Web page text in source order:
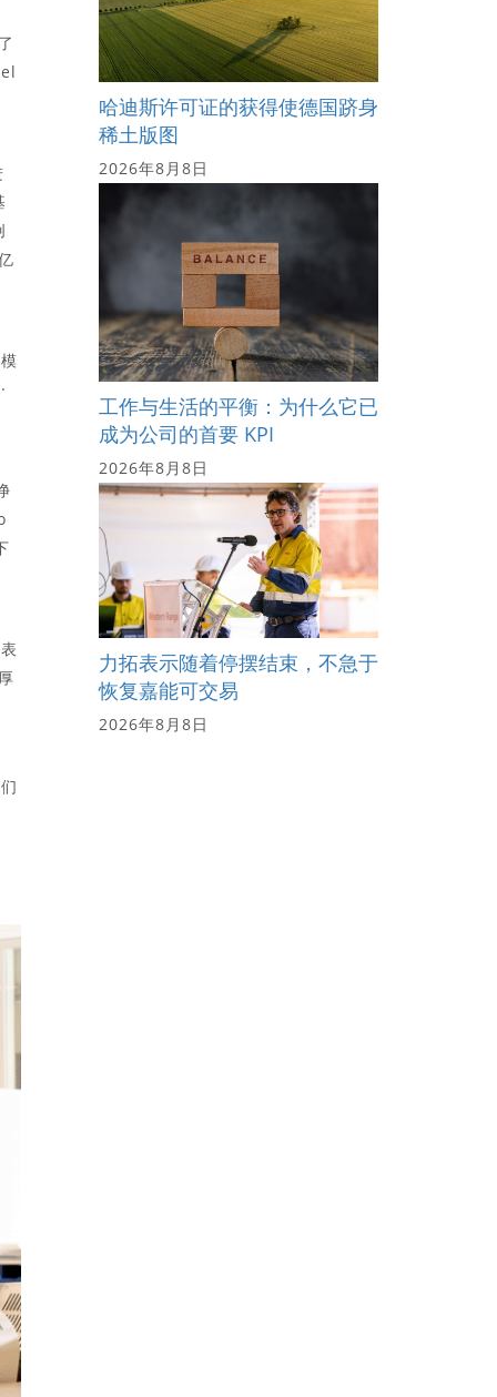
哈迪斯许可证的获得使德国跻身
稀土版图
2026年8月8日
工作与生活的平衡：为什么它已
成为公司的首要 KPI
2026年8月8日
力拓表示随着停摆结束，不急于
恢复嘉能可交易
2026年8月8日